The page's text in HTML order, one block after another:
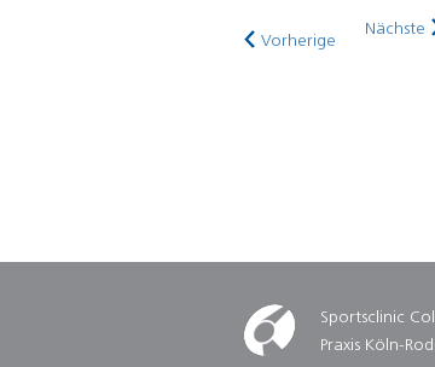
Vorherige
Nächste
Sportsclinic
Praxis Köln-